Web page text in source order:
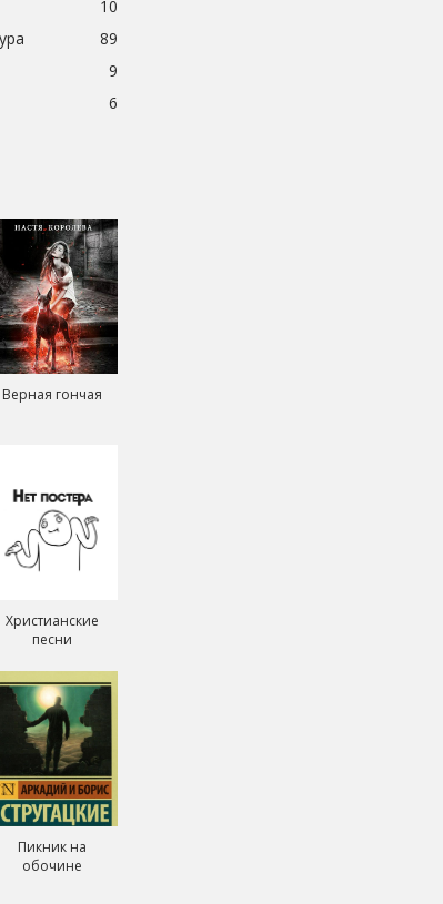
10
89
9
6
Верная гончая
Христианские
песни
Пикник на
обочине